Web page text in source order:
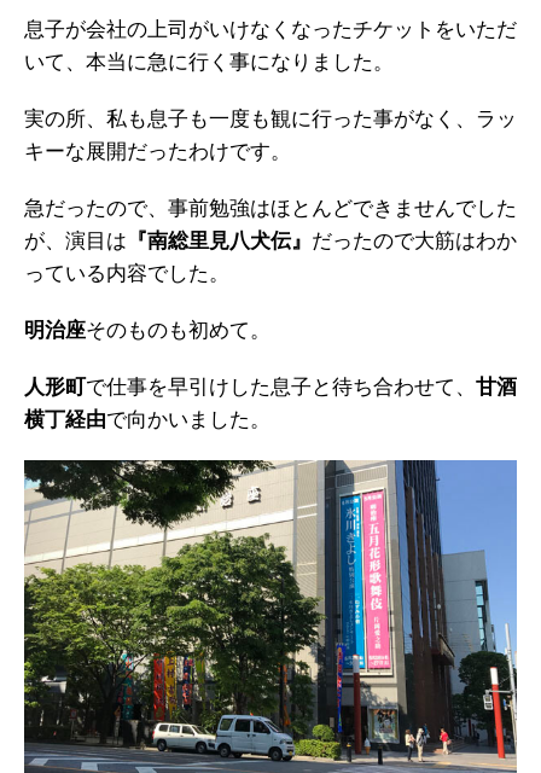
息子が会社の上司がいけなくなったチケットをいただ
いて、本当に急に行く事になりました。
実の所、私も息子も一度も観に行った事がなく、ラッ
キーな展開だったわけです。
急だったので、事前勉強はほとんどできませんでした
が、演目は 『南総里見八犬伝』 だったので大筋はわか
っている内容でした。
明治座そのものも初めて。
人形町 で仕事を早引けした息子と待ち合わせて、 甘酒
横丁経由で向かいました。